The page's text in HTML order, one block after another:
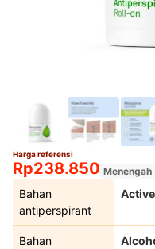
Harga referensi
Rp238.850 Menengah
Bahan
antiperspirant
Bahan